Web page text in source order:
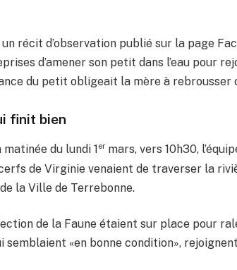
récit d’observation publié sur la page
d’amener son petit dans l’eau pour
du petit obligeait la mère à rebrousser
finit bien
du lundi 1 er mars, vers 10h30,
de Virginie venaient de traverser la
la Ville de Terrebonne.
de la Faune étaient sur place pour
semblaient «en bonne condition»,